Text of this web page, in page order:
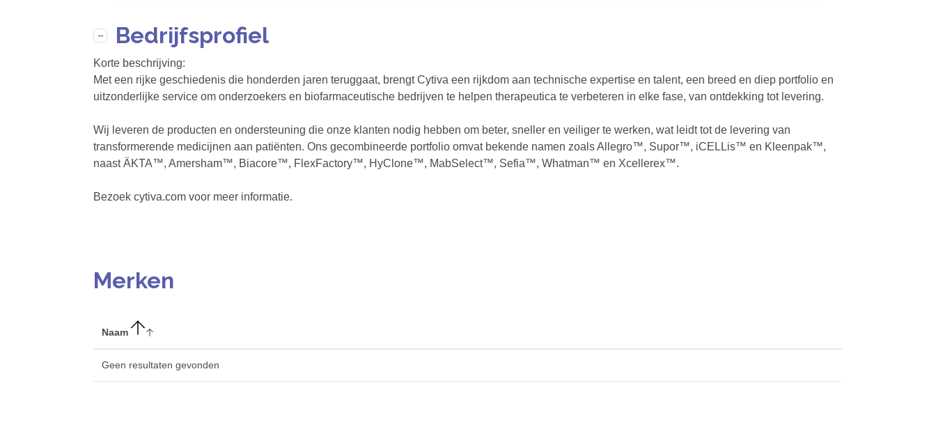
Bedrijfsprofiel
Korte beschrijving:
Met een rijke geschiedenis die honderden jaren teruggaat, brengt Cytiva een rijkdom aan technische expertise en talent, een breed en diep portfolio en
uitzonderlijke service om onderzoekers en biofarmaceutische bedrijven te helpen therapeutica te verbeteren in elke fase, van ontdekking tot levering.
Wij leveren de producten en ondersteuning die onze klanten nodig hebben om beter, sneller en veiliger te werken, wat leidt tot de levering van
transformerende medicijnen aan patiënten. Ons gecombineerde portfolio omvat bekende namen zoals Allegro™, Supor™, iCELLis™ en Kleenpak™,
naast ÄKTA™, Amersham™, Biacore™, FlexFactory™, HyClone™, MabSelect™, Sefia™, Whatman™ en Xcellerex™.
Bezoek cytiva.com voor meer informatie.
Merken
Naam
Geen resultaten gevonden